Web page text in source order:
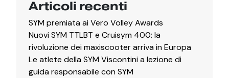
Articoli recenti
SYM premiata ai Vero Volley Awards
Nuovi SYM TTLBT e Cruisym 400: la
rivoluzione dei maxiscooter arriva in Europa
Le atlete della SYM Viscontini a lezione di
guida responsabile con SYM